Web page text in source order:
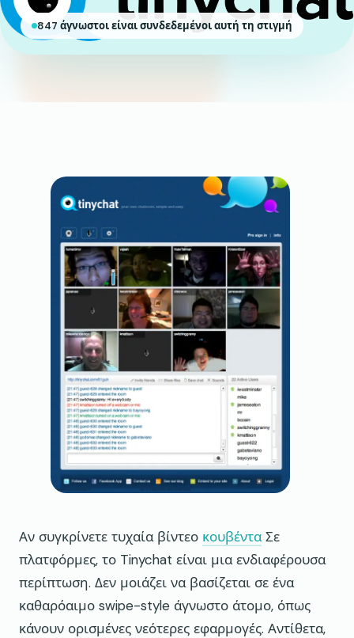
847 άγνωστοι είναι συνδεδεμένοι αυτή τη στιγμή
Αν συγκρίνετε τυχαία βίντεο κουβένταΣε
πλατφόρμες, το Tinychat είναι μια ενδιαφέρουσα
περίπτωση. Δεν μοιάζει να βασίζεται σε ένα
καθαρόαιμο swipe-style άγνωστο άτομο, όπως
κάνουν ορισμένες νεότερες εφαρμογές. Αντίθετα,